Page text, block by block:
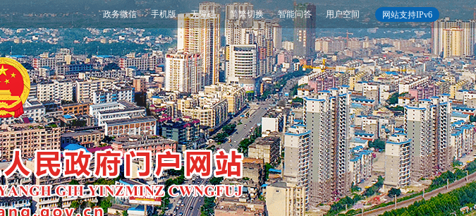
网站支持IPv6
政务微信 手机版 无障碍 简繁切换 智能问答 用户空间